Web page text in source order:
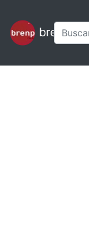
brenp